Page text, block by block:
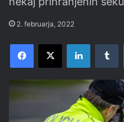
2. februarja, 2022
Facebook
X LinkedIn